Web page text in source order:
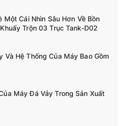
Một Cái Nhìn Sâu Hơn Về Bồn
Trộn 03 Trục Tank-D02
Và Hệ Thống Của Máy Bao Gồm
Máy Đá Vảy Trong Sản Xuất